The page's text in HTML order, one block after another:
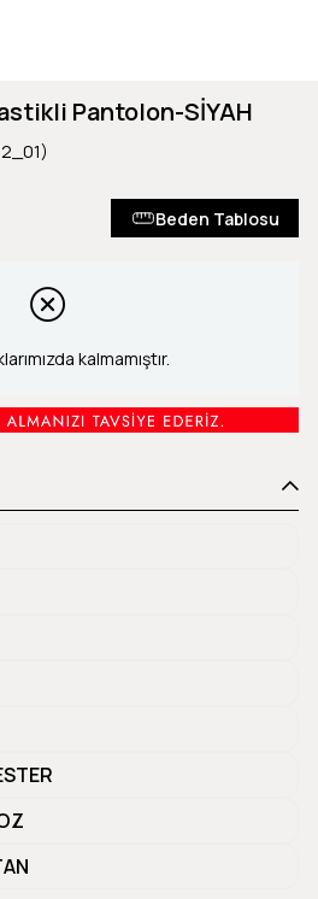
Pantolon-SİYAH
Beden Tablosu
kalmamıştır.